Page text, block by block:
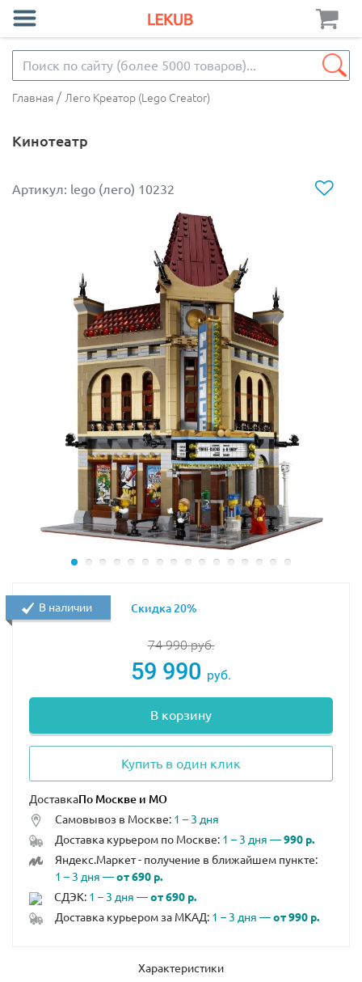
Главная / Лего Креатор (Lego Creator)
Кинотеатр
Артикул: lego (лего) 10232
74 990руб.
59 990 руб.
В корзину
Купить в один клик
Доставка
Самовывоз в Москве: 1 – 3 дня
Доставка курьером по Москве: 1 – 3 дня —990 р.
Яндекс.Маркет - получение в ближайшем пункте:
1 – 3 дня —от 690 р.
СДЭК: 1 – 3 дня —от 690 р.
Доставка курьером за МКАД: 1 – 3 дня —от 990 р.
В наличии Скидка 20%
Характеристики